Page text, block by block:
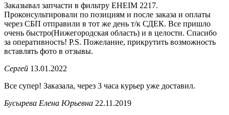
Заказывал запчасти в фильтру EHEIM 2217.
Проконсультировали по позициям и после заказа и оплаты
через СБП отправили в тот же день т/к СДЕК. Все пришло
очень быстро(Нижегородская область) и в целости. Спасибо
за оперативность! P.S. Пожелание, прикрутить возможность
вставлять фото в отзывы.
Сергей 13.01.2022
Все супер! Заказала, через 3 часа курьер уже доставил.
Бусырева Елена Юрьевна 22.11.2019